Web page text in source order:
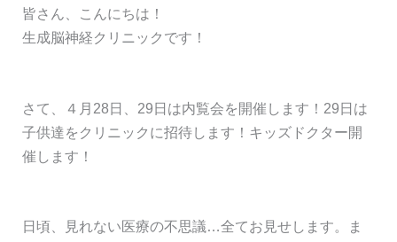
皆さん、こんにちは！
生成脳神経クリニックです！
さて、４月28日、29日は内覧会を開催します！29日は
子供達をクリニックに招待します！キッズドクター開
催します！
日頃、見れない医療の不思議…全てお見せします。ま